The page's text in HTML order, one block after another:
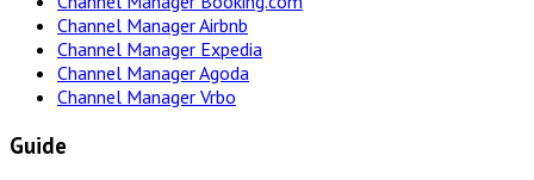
Channel Manager Airbnb
Channel Manager Expedia
Channel Manager Agoda
Channel Manager Vrbo
Guide